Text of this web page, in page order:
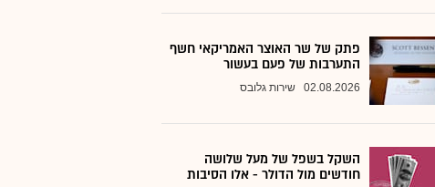
פתק של שר האוצר האמריקאי חשף
התערבות של פעם בעשור
02.08.2026 שירות גלובס
השקל בשפל של מעל שלושה
חודשים מול הדולר - אלו הסיבות